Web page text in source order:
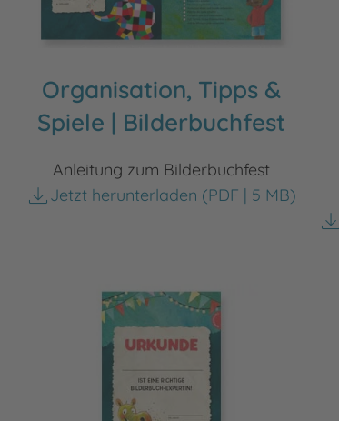
Organisation, Tipps &
Spiele | Bilderbuchfest
Anleitung zum Bilderbuchfest
Jetzt herunterladen (PDF | 5 MB)